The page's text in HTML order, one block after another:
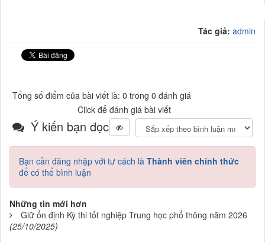
Tác giả: admin
Tổng số điểm của bài viết là: 0 trong 0 đánh giá
Click để đánh giá bài viết
Ý kiến bạn đọc
Bạn cần đăng nhập với tư cách là Thành viên chính thức
để có thể bình luận
Những tin mới hơn
Giữ ổn định Kỳ thi tốt nghiệp Trung học phổ thông năm 2026
(25/10/2025)